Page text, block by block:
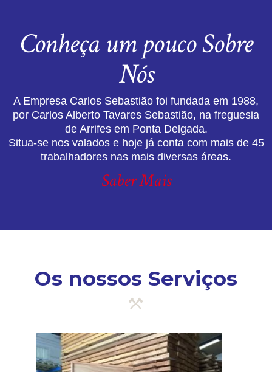
Conheça um pouco Sobre
Nós
A Empresa Carlos Sebastião foi fundada em 1988,
por Carlos Alberto Tavares Sebastião, na freguesia
de Arrifes em Ponta Delgada.
Situa-se nos valados e hoje já conta com mais de 45
trabalhadores nas mais diversas áreas.
Saber Mais
Os nossos Serviços